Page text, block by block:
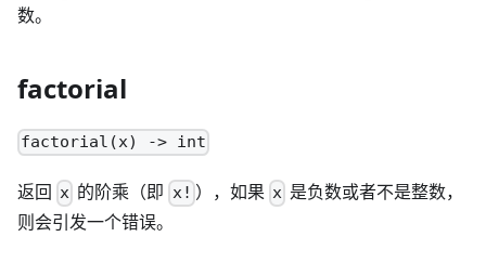
数。
factorial
factorial(x) -> int
返回 x 的阶乘（即 x! ），如果 x 是负数或者不是整数，
则会引发一个错误。